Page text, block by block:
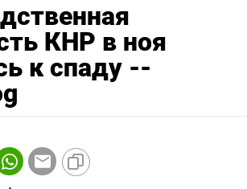
КНР в ноя
к спаду --